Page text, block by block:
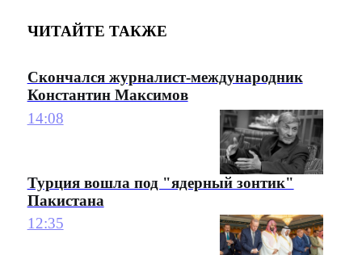
ЧИТАЙТЕ ТАКЖЕ
Скончался журналист-международник
Константин Максимов
14:08
Турция вошла под "ядерный зонтик"
Пакистана
12:35